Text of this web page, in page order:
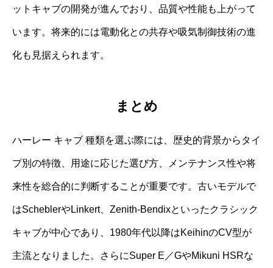
ットキャブの開発が進んでおり、品質や性能も上がって
います。将来的には電動化との共存や吸気制御技術の進
化も見据えられます。
まとめ
ハーレー キャブ 種類を選ぶ際には、歴史的背景からタイ
プ別の特徴、用途に応じた選び方、メンテナンス性や将
来性を総合的に判断することが重要です。古いモデルで
はScheblerやLinkert、Zenith-Bendixといったクラシック
キャブが中心であり、1980年代以降はKeihinのCV型が
主流となりました。さらにSuper E／GやMikuni HSRな